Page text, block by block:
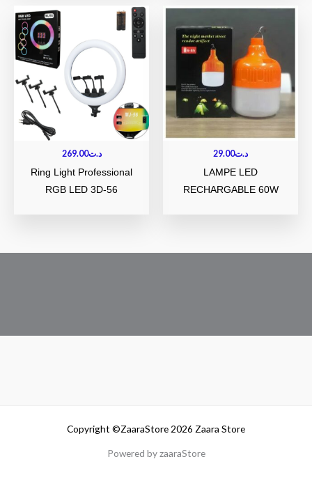
د.ت269.00
Ring Light Professional
RGB LED 3D-56
د.ت29.00
LAMPE LED
RECHARGABLE 60W
Copyright ©ZaaraStore 2026 Zaara Store
Powered by zaaraStore